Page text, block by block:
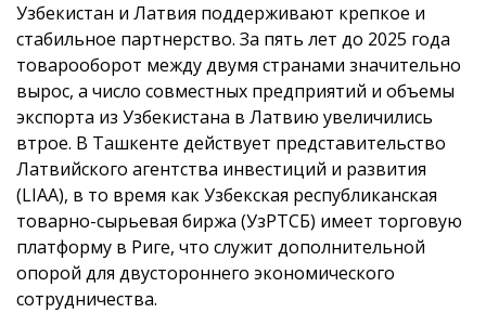
Узбекистан и Латвия поддерживают крепкое и
стабильное партнерство. За пять лет до 2025 года
товарооборот между двумя странами значительно
вырос, а число совместных предприятий и объемы
экспорта из Узбекистана в Латвию увеличились
втрое. В Ташкенте действует представительство
Латвийского агентства инвестиций и развития
(LIAA), в то время как Узбекская республиканская
товарно-сырьевая биржа (УзРТСБ) имеет торговую
платформу в Риге, что служит дополнительной
опорой для двустороннего экономического
сотрудничества.